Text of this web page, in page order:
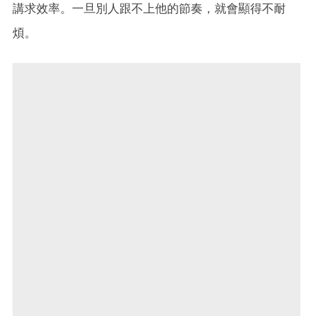
講求效率。一旦別人跟不上他的節奏，就會顯得不耐
煩。